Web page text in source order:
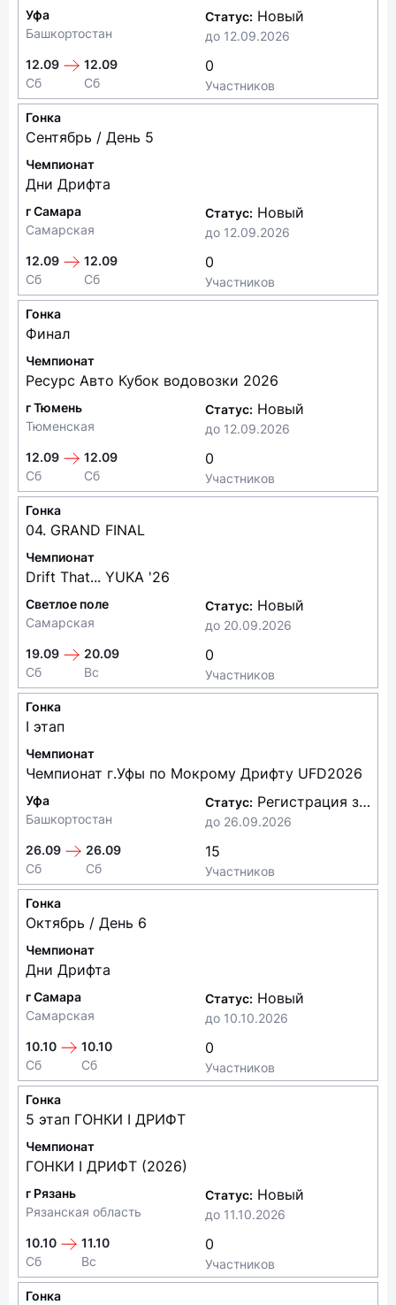
Уфа
Башкортостан
Статус: Новый
до 12.09.2026
12.09
Сб
12.09
Сб
0
Участников
Гонка
Сентябрь / День 5
Чемпионат
Дни Дрифта
г Самара
Самарская
Статус: Новый
до 12.09.2026
12.09
Сб
12.09
Сб
0
Участников
Гонка
Финал
Чемпионат
Ресурс Авто Кубок водовозки 2026
г Тюмень
Тюменская
Статус: Новый
до 12.09.2026
12.09
Сб
12.09
Сб
0
Участников
Гонка
04. GRAND FINAL
Чемпионат
Drift That... YUKA '26
Светлое поле
Самарская
Статус: Новый
до 20.09.2026
19.09
Сб
20.09
Вс
0
Участников
Гонка
I этап
Чемпионат
Чемпионат г.Уфы по Мокрому Дрифту UFD2026
Уфа
Башкортостан
Статус: Регистрация закрыта
до 26.09.2026
26.09
Сб
26.09
Сб
15
Участников
Гонка
Октябрь / День 6
Чемпионат
Дни Дрифта
г Самара
Самарская
Статус: Новый
до 10.10.2026
10.10
Сб
10.10
Сб
0
Участников
Гонка
5 этап ГОНКИ I ДРИФТ
Чемпионат
ГОНКИ I ДРИФТ (2026)
г Рязань
Рязанская область
Статус: Новый
до 11.10.2026
10.10
Сб
11.10
Вс
0
Участников
Гонка